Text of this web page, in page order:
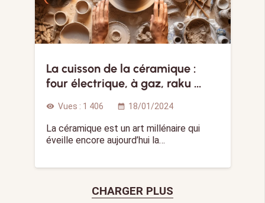
La cuisson de la céramique :
four électrique, à gaz, raku …
visibility Vues : 1 406 calendar_month 18/01/2024
La céramique est un art millénaire qui
éveille encore aujourd’hui la…
CHARGER PLUS